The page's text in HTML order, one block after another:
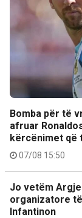
Bomba për të
afruar
kërcënimet që
07/08 15:50
Jo vetëm
organizatore
Infantinon